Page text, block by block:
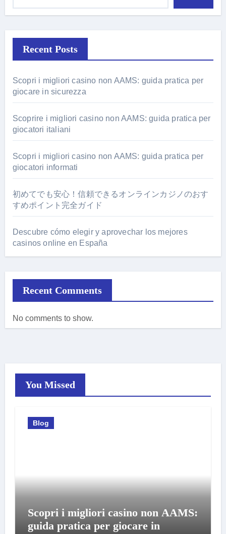
Recent Posts
Scopri i migliori casino non AAMS: guida pratica per
giocare in sicurezza
Scoprire i migliori casino non AAMS: guida pratica per
giocatori italiani
Scopri i migliori casino non AAMS: guida pratica per
giocatori informati
初めてでも安心！信頼できるオンラインカジノのおす
すめポイント完全ガイド
Descubre cómo elegir y aprovechar los mejores
casinos online en España
Recent Comments
No comments to show.
You Missed
Blog
Scopri i migliori casino non AAMS:
guida pratica per giocare in